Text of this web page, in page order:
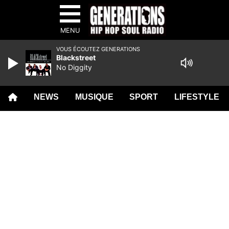
MENU
NEWS MUSIQUE SPORT LIFESTYLE
VOUS ÉCOUTEZ GENERATIONS
Blackstreet
No Diggity